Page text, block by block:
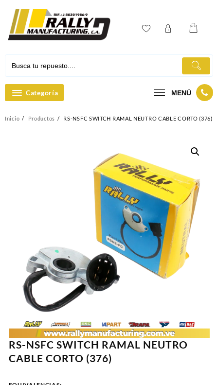
contenido
Categoría MENÚ
Inicio Productos RS-NSFC SWITCH RAMAL NEUTRO CABLE CORTO (376)
RS-NSFC SWITCH RAMAL NEUTRO
CABLE CORTO (376)